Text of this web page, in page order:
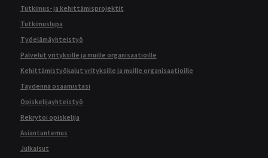
Tutkimus- ja kehittämisprojektit
Tutkimuslupa
Työelämäyhteistyö
Palvelut yrityksille ja muille organisaatioille
Kehittämistyökalut yrityksille ja muille organisaatioille
Täydennä osaamistasi
Opiskelijayhteistyö
Rekrytoi opiskelija
Asiantuntemus
Julkaisut